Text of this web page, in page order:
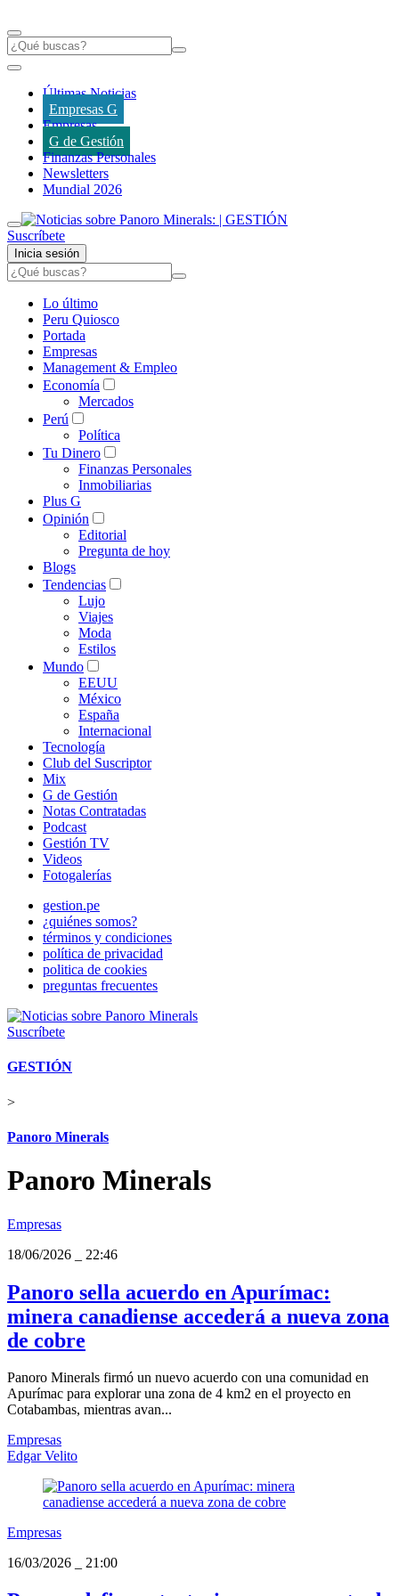
Últimas Noticias
Empresas G
Empresas
G de Gestión
Finanzas Personales
Newsletters
Mundial 2026
Suscríbete
Inicia sesión
Lo último
Peru Quiosco
Portada
Empresas
Management & Empleo
Economía
Mercados
Perú
Política
Tu Dinero
Finanzas Personales
Inmobiliarias
Plus G
Opinión
Editorial
Pregunta de hoy
Blogs
Tendencias
Lujo
Viajes
Moda
Estilos
Mundo
EEUU
México
España
Internacional
Tecnología
Club del Suscriptor
Mix
G de Gestión
Notas Contratadas
Podcast
Gestión TV
Videos
Fotogalerías
gestion.pe
¿quiénes somos?
términos y condiciones
política de privacidad
politica de cookies
preguntas frecuentes
Suscríbete
GESTIÓN
>
Panoro Minerals
Panoro Minerals
Empresas
18/06/2026
22:46
Panoro sella acuerdo en Apurímac:
minera canadiense accederá a nueva zona
de cobre
Panoro Minerals firmó un nuevo acuerdo con una comunidad en
Apurímac para explorar una zona de 4 km2 en el proyecto en
Cotabambas, mientras avan...
Empresas
Edgar Velito
Empresas
16/03/2026
21:00